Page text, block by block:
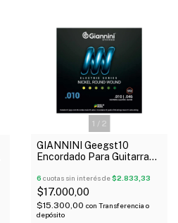
1 / 2
GIANNINI Geegst10
Encordado Para Guitarra
6 cuotas sin interés de$2.833,33
$17.000,00
$15.300,00 con Transferencia o
depósito